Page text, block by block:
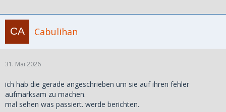
Cabulihan
31. Mai 2026
ich hab die gerade angeschrieben um sie auf ihren fehler
aufmarksam zu machen.
mal sehen was passiert. werde berichten.